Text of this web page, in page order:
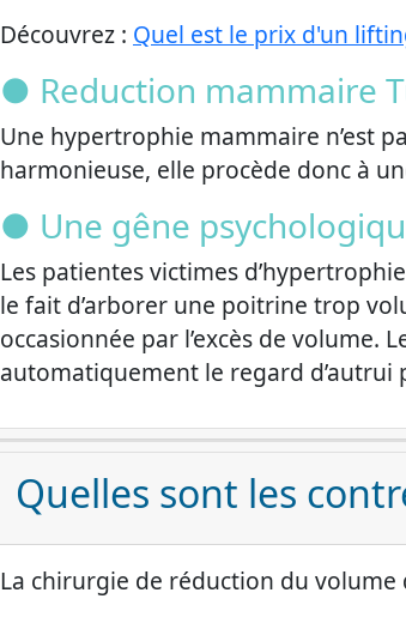
Découvrez : Quel est le prix d'un
● Reduction mammaire
Une hypertrophie mammaire n’est
harmonieuse, elle procède donc à
● Une gêne
Les patientes victimes
le fait d’arborer une poitrine trop
occasionnée par l’excès de
automatiquement le regard
Quelles sont les
La chirurgie de réduction du volume